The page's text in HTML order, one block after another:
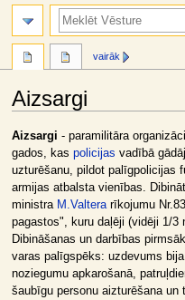
Aizsargi
Jump
to
navigation
Jump
to
search
Aizsargi - paramilitāra
gados, kas policijas vadībā
uzturēšanu, pildot palīgpolicijas
armijas atbalsta vienības.
ministra M.Valterarīkojumu
pagastos", kuru daļēji (vidēji 1/3
Dibināšanas un darbības
varas palīgspēks: uzdevums
noziegumu apkarošanā,
šaubīgu personu aizturēšana un
vairāk
meklēt